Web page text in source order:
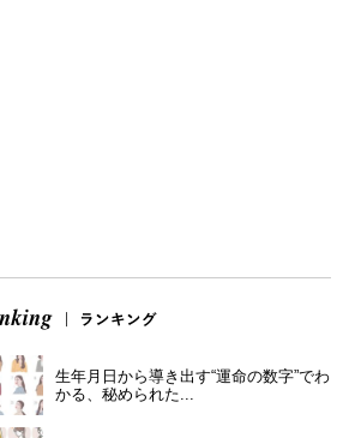
生年月日から導き出す“運命の数字”でわ
かる、秘められた...